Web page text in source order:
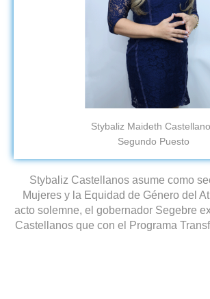
Stybaliz Maideth
Segundo Puesto
Stybaliz Castellanos asume como
Mujeres y la Equidad de Género del
acto solemne, el gobernador Segebre
Castellanos que con el Programa